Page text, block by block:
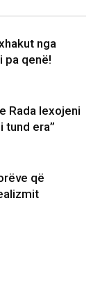
nga
pa qenë!
Rada lexojeni
tund era”
që